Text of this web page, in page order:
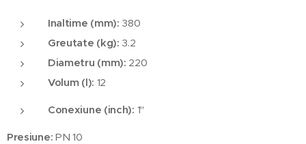
Inaltime (mm): 380
Greutate (kg): 3.2
Diametru (mm): 220
Volum (l): 12
Conexiune (inch): 1"
Presiune: PN 10